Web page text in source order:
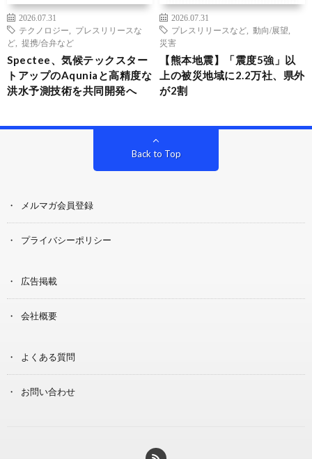
2026.07.31
テクノロジー
プレスリリースな
ど
提携/合弁など
Spectee、気候テックスター
トアップのAquniaと高精度な
洪水予測技術を共同開発へ
2026.07.31
プレスリリースなど
動向/展望
災害
【熊本地震】「震度5強」以
上の被災地域に2.2万社、県外
が2割
Back to Top
メルマガ会員登録
プライバシーポリシー
広告掲載
会社概要
よくある質問
お問い合わせ